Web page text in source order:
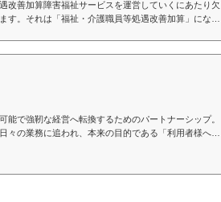
改善加算障害福祉サービスを運営していくにあたり欠
す。それは「福祉・介護職員等処遇改善加算」になり
等処遇改善加算」に一本化された加算になります。改
」「特定処遇改善加算」「ベースアップ等支援加算」
能で強靭な経営へ転換するためのパートナーシップ。
々の業務に追われ、本来の目的である「利用者様への
正な加算取得とコスト面の見直しによる収益最大化、